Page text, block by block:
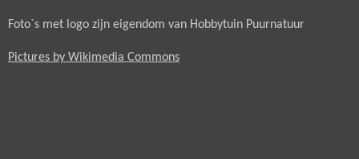
Foto`s met logo zijn eigendom van Hobbytuin Puurnatuur
Pictures by Wikimedia Commons